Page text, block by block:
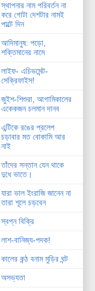
স্থাপনার নাম পরিবর্তন না
করে গোটা দেশটার নামই
পাল্টে দিন
আদিমানুষ: পড়ো,
শক্তিমানের নামে
লাইফ- এচিভমেন্ট-
সেক্রিফাইস!
জুইশ-শিশুরা, আগামিকালের
একেকজন চলমান দানব
এন্টিকে রঙের প্রলেপ
চড়াবার মত বোকামি আর
নাই
তাঁদের সন্তান যেন থাকে
দুধে ভাতে।
যারা ভাল ইংরাজি জানেন না
তারা শূলে চড়বেন
স্বপ্ন বিক্রি
লাশ-বানিজ্য-পদক!
কালের কন্ঠ বনাম মুড়ির ঘন্ট
অসভ্যতা